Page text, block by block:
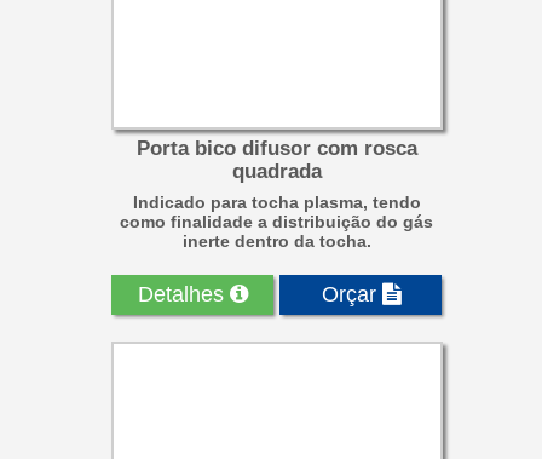
Porta bico difusor com rosca
quadrada
Indicado para tocha plasma, tendo
como finalidade a distribuição do gás
inerte dentro da tocha.
Detalhes Orçar